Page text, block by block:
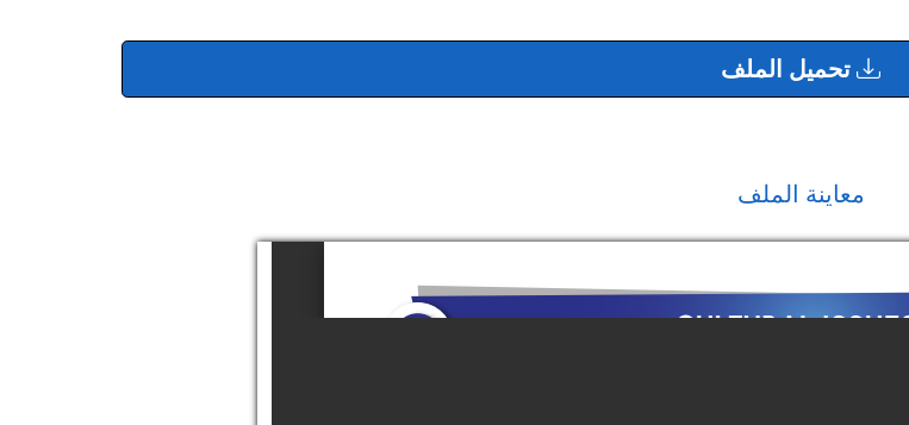
تحميل الملف
معاينة الملف